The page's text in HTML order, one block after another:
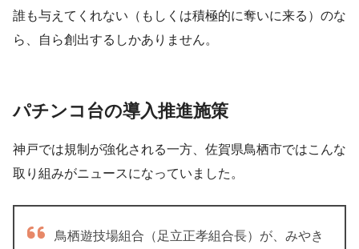
誰も与えてくれない（もしくは積極的に奪いに来る）のな
ら、自ら創出するしかありません。
パチンコ台の導入推進施策
神戸では規制が強化される一方、佐賀県鳥栖市ではこんな
取り組みがニュースになっていました。
鳥栖遊技場組合（足立正孝組合長）が、みやき